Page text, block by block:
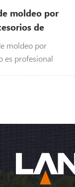
moldeo por
de
moldeo por
es profesional